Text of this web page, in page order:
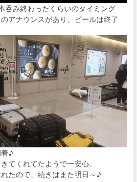
呑み終わったくらいのタイミング
アナウンスがあり、ビールは終了
着♪
てくれてたようで一安心。
たので、続きはまた明日～♪